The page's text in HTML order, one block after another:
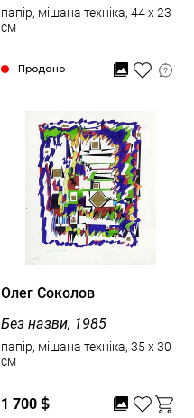
папір, мішана техніка, 44 x 23
см
Продано
Олег Соколов
Без назви, 1985
папір, мішана техніка, 35 x 30
см
1 700 $